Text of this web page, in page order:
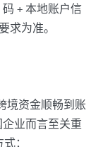
+ 本地账户信
求为准。
境资金顺畅到账
业而言至关重
：